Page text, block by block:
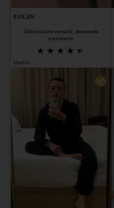
EVILEN
Chico latino versátil, deseando
conocerte.
Madrid